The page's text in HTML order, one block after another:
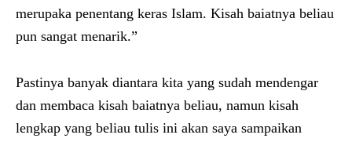
merupaka penentang keras Islam. Kisah baiatnya beliau
pun sangat menarik.”
Pastinya banyak diantara kita yang sudah mendengar
dan membaca kisah baiatnya beliau, namun kisah
lengkap yang beliau tulis ini akan saya sampaikan